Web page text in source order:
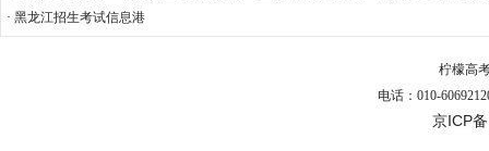
· 黑龙江招生考试信息港
柠檬高
电话：010-
京ICP